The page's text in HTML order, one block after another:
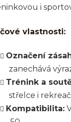
i
vlastnosti:
Označení
zanechává
Trénink a
střelce i
Kompatibilita: